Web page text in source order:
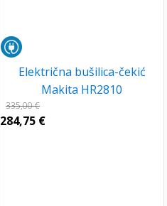
Električna bušilica-čekić
Makita HR2810
335,00€
284,75 €